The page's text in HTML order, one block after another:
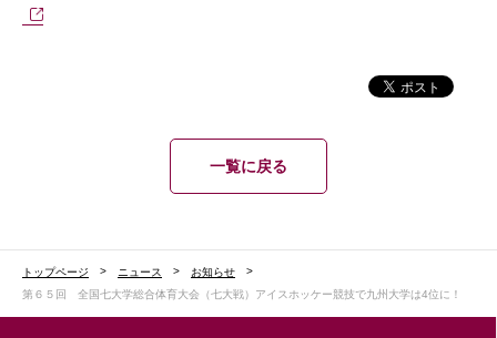
一覧に戻る
トップページ ニュース
お知らせ
第６５回 全国七大学総合体育大会（七大戦）アイスホッケー競技で九州大学は4位に！